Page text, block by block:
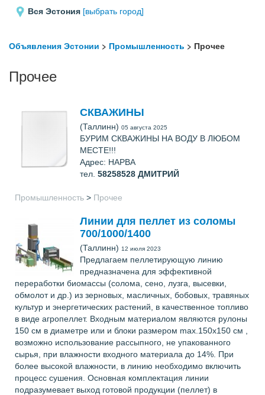
Вся Эстония [выбрать город]
Объявления Эстонии > Промышленность > Прочее
Прочее
СКВАЖИНЫ
(Таллинн) 05 августа 2025
БУРИМ СКВАЖИНЫ НА ВОДУ В ЛЮБОМ
МЕСТЕ!!!
Адрес: НАРВА
тел. 58258528 ДМИТРИЙ
Промышленность > Прочее
Линии для пеллет из соломы
700/1000/1400
(Таллинн) 12 июля 2023
Предлагаем пеллетирующую линию
предназначена для эффективной
переработки биомассы (солома, сено, лузга, высевки,
обмолот и др.) из зерновых, масличных, бобовых, травяных
культур и энергетических растений, в качественное топливо
в виде агропеллет. Входным материалом являются рулоны
150 см в диаметре или и блоки размером max.150x150 см ,
возможно использование рассыпного, не упакованного
сырья, при влажности входного материала до 14%. При
более высокой влажности, в линию необходимо включить
процесс сушения. Основная комплектация линии
подразумевает выход готовой продукции (пеллет) в